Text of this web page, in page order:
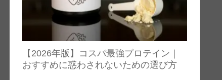
【2026年版】コスパ最強プロテイン｜
おすすめに惑わされないための選び方